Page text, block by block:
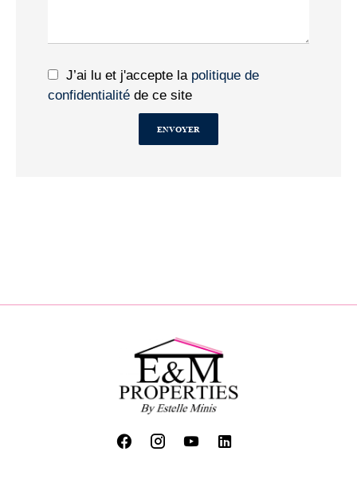
J’ai lu et j'accepte la politique de
confidentialité de ce site
ENVOYER